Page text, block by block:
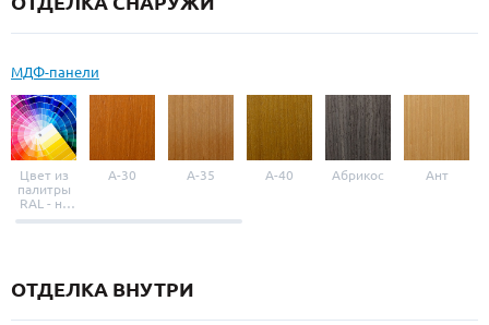
МДФ-панели
Цвет из
палитры
RAL - на
выбор
A-30 A-35 A-40 Абрикос Ант
ОТДЕЛКА ВНУТРИ